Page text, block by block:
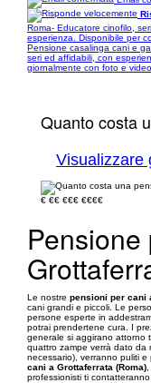
Roma- Educatore cinofilo,
esperienza. Disponibile per
Pensione casalinga cani e
seri ed affidabili, con
giornalmente con foto e
Quanto costa
Visualizzare
€ €€ €€€ €€€€
Pensione
Le nostre pensioni per cani
cani grandi e piccoli. Le
persone esperte in
potrai prendertene cura. I
generale si aggirano attorno
quattro zampe verrà dato da
necessario), verranno puliti
cani a Grottaferrata (Roma)
professionisti ti